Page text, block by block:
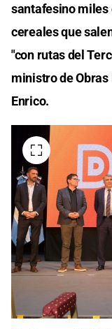
santafesino miles
cereales que
"con rutas del
ministro de
Enrico.